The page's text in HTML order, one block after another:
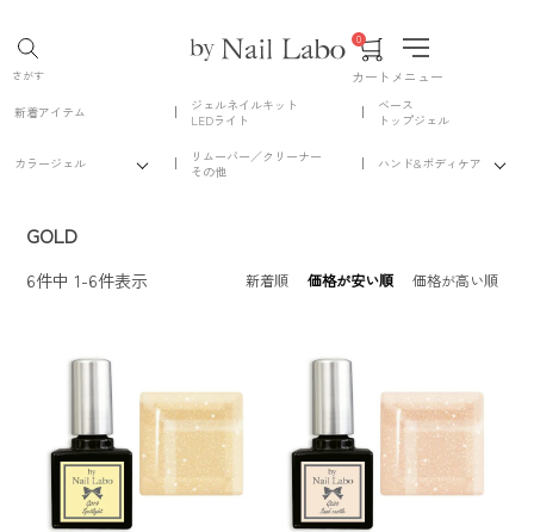
さがす カート
0
メニュー
新着アイテム
ジェルネイルキット
LEDライト
ベース
トップジェル
カラージェル
リムーバー／クリーナー
その他
ハンド&ボディケア
GOLD
新着順 価格が安い順 価格が高い順
6件中 1-6件表示